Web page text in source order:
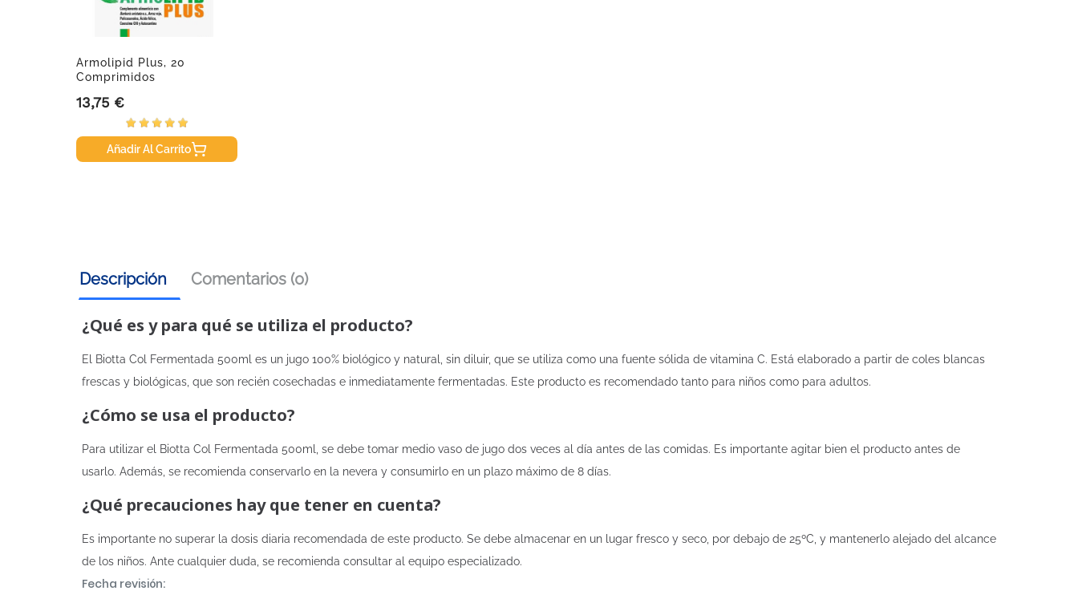
Armolipid Plus, 20
Comprimidos
Precio
13,75 €
Añadir Al Carrito
Descripción Comentarios (0)
¿Qué es y para qué se utiliza el producto?
El Biotta Col Fermentada 500ml es un jugo 100% biológico y natural, sin diluir, que se utiliza como una fuente sólida de vitamina C. Está elaborado a partir de coles blancas
frescas y biológicas, que son recién cosechadas e inmediatamente fermentadas. Este producto es recomendado tanto para niños como para adultos.
¿Cómo se usa el producto?
Para utilizar el Biotta Col Fermentada 500ml, se debe tomar medio vaso de jugo dos veces al día antes de las comidas. Es importante agitar bien el producto antes de
usarlo. Además, se recomienda conservarlo en la nevera y consumirlo en un plazo máximo de 8 días.
¿Qué precauciones hay que tener en cuenta?
Es importante no superar la dosis diaria recomendada de este producto. Se debe almacenar en un lugar fresco y seco, por debajo de 25ºC, y mantenerlo alejado del alcance
de los niños. Ante cualquier duda, se recomienda consultar al equipo especializado.
Fecha revisión: